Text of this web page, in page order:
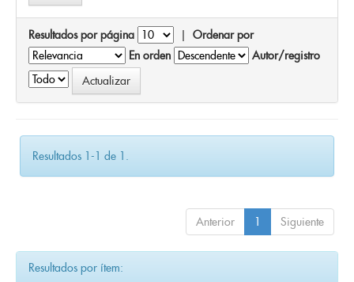
Resultados por página | Ordenar por
En orden
Autor/registro
Resultados 1-1 de 1.
Anterior 1 Siguiente
Resultados por ítem: